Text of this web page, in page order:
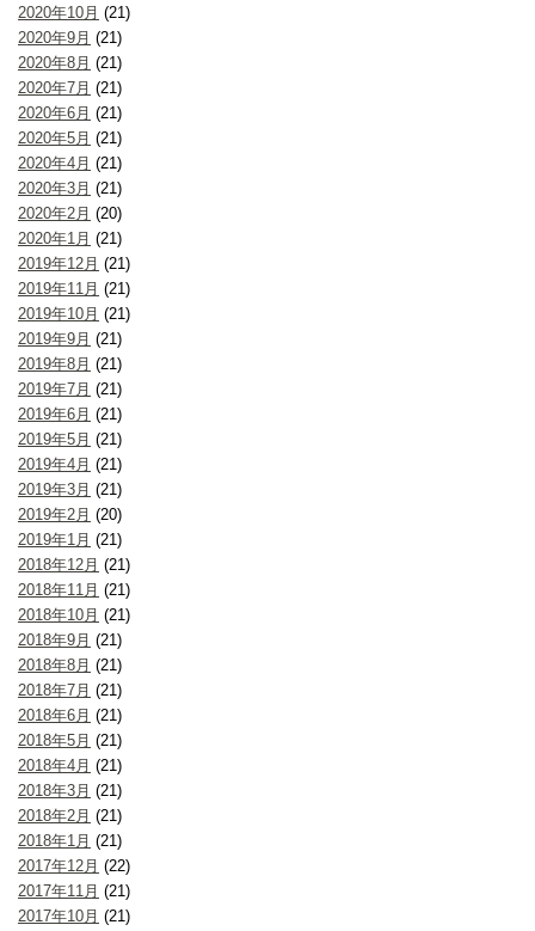
2020年10月 (21)
2020年9月 (21)
2020年8月 (21)
2020年7月 (21)
2020年6月 (21)
2020年5月 (21)
2020年4月 (21)
2020年3月 (21)
2020年2月 (20)
2020年1月 (21)
2019年12月 (21)
2019年11月 (21)
2019年10月 (21)
2019年9月 (21)
2019年8月 (21)
2019年7月 (21)
2019年6月 (21)
2019年5月 (21)
2019年4月 (21)
2019年3月 (21)
2019年2月 (20)
2019年1月 (21)
2018年12月 (21)
2018年11月 (21)
2018年10月 (21)
2018年9月 (21)
2018年8月 (21)
2018年7月 (21)
2018年6月 (21)
2018年5月 (21)
2018年4月 (21)
2018年3月 (21)
2018年2月 (21)
2018年1月 (21)
2017年12月 (22)
2017年11月 (21)
2017年10月 (21)